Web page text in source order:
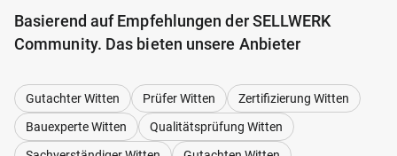
Basierend auf Empfehlungen der SELLWERK
Community. Das bieten unsere Anbieter
Gutachter Witten Prüfer Witten
Zertifizierung Witten
Bauexperte Witten
Qualitätsprüfung Witten